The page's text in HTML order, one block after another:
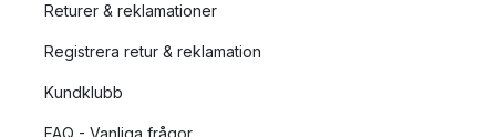
Returer & reklamationer
Registrera retur & reklamation
Kundklubb
FAQ - Vanliga frågor